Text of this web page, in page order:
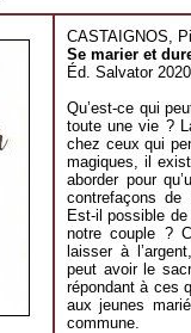
CASTAIGNOS,
Se marier et
Éd. Salvator
Qu’est-ce qui
toute une vie ?
chez ceux qui
magiques, il
aborder pour
contrefaçons de
Est-il possible
notre couple ?
laisser à
peut avoir le
répondant à ces
aux jeunes
commune.